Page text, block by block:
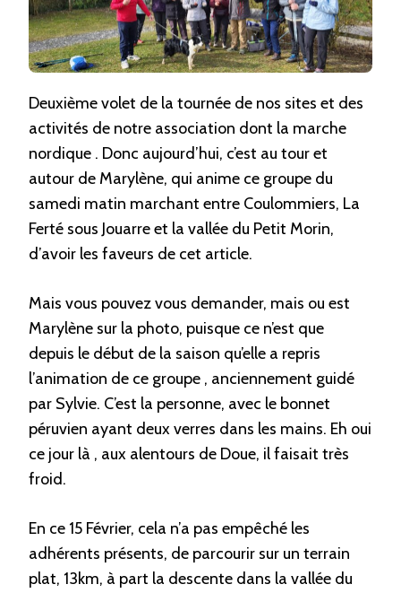
Deuxième volet de la tournée de nos sites et des
activités de notre association dont la marche
nordique . Donc aujourd’hui, c’est au tour et
autour de Marylène, qui anime ce groupe du
samedi matin marchant entre Coulommiers, La
Ferté sous Jouarre et la vallée du Petit Morin,
d’avoir les faveurs de cet article.
Mais vous pouvez vous demander, mais ou est
Marylène sur la photo, puisque ce n’est que
depuis le début de la saison qu’elle a repris
l’animation de ce groupe , anciennement guidé
par Sylvie. C’est la personne, avec le bonnet
péruvien ayant deux verres dans les mains. Eh oui
ce jour là , aux alentours de Doue, il faisait très
froid.
En ce 15 Février, cela n’a pas empêché les
adhérents présents, de parcourir sur un terrain
plat, 13km, à part la descente dans la vallée du